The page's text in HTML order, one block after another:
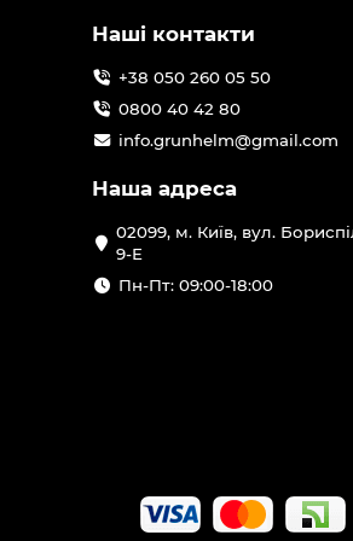
Наші контакти
+38 050 260 05 50
0800 40 42 80
info.grunhelm@gmail.com
Наша адреса
02099, м. Київ, вул.
9-Е
Пн-Пт: 09:00-18:00